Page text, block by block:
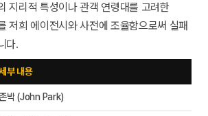
지리적 특성이나 관객 연령대를 고려한
저희 에이전시와 사전에 조율함으로써 실패
다.
부 내용
존박 (John Park)